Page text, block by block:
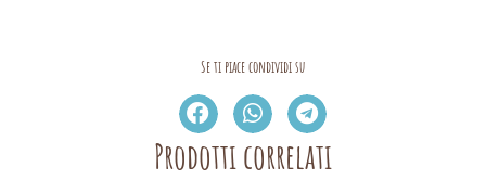
Se ti piace condividi su
Prodotti correlati